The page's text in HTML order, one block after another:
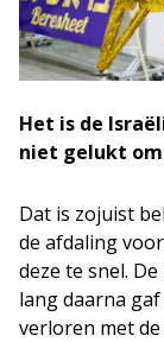
Het is de
niet gelukt om
Dat is zojuist
de afdaling
deze te snel.
lang daarna
verloren met